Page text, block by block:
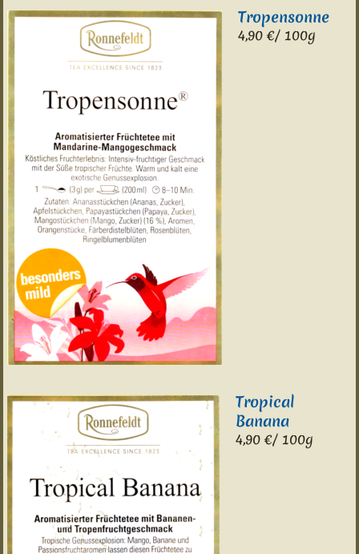
Tropensonne
4,90 €/ 100g
Tropical
Banana
4,90 €/ 100g